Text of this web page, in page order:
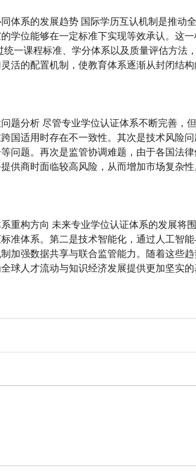
体系的发展趋势 国际学历互认机制是推动
学位能够在一定标准下实现等效承认。这
统一课程标准、学分体系以及质量评估方
活的配置机制，使教育体系逐渐从封闭结构
题分析 尽管专业学位认证体系不断完善，
国适用时存在不一致性。其次是技术风险
问题。再次是监管协调难题，由于各国法
供商时面临较高风险，从而增加市场复杂性
重构方向 未来专业学位认证体系的发展将
准体系。第二是技术智能化，通过人工智
加强数据共享与联合监管能力。随着这些
球人才流动与知识经济发展提供更加坚实